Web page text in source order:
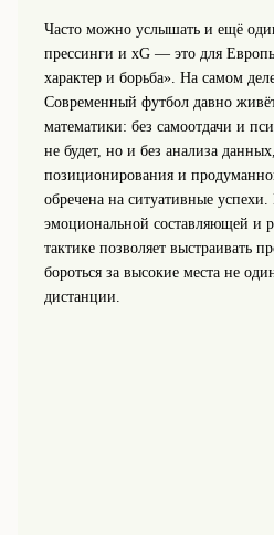
Часто можно услышать и ещё
прессинги и xG — это для
характер и борьба». На самом
Современный футбол давно
математики: без самоотдачи и
не будет, но и без анализа
позиционирования и
обречена на ситуативные
эмоциональной составляющей и
тактике позволяет выстраивать
бороться за высокие места не
дистанции.